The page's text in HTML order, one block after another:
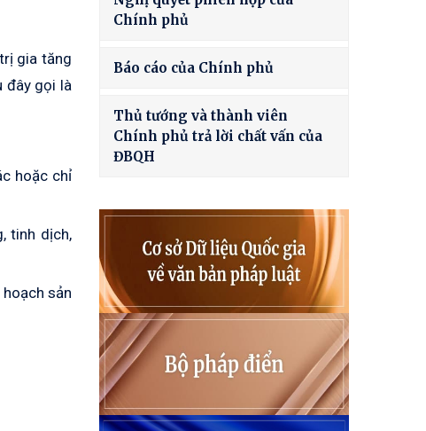
gia tăng
đây gọi là
hoặc chỉ
tinh dịch,
sản
Chính phủ
Báo cáo của Chính phủ
Thủ tướng và thành viên
Chính phủ trả lời chất vấn của
ĐBQH